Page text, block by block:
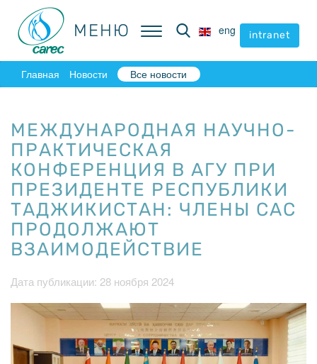
МЕНЮ eng intranet
МЕНЮ eng intranet
Главная Новости Все новости
МЕЖДУНАРОДНАЯ НАУЧНО-
ПРАКТИЧЕСКАЯ
КОНФЕРЕНЦИЯ В АГУ ПРИ
ПРЕЗИДЕНТЕ РЕСПУБЛИКИ
ТАДЖИКИСТАН: ЧЛЕНЫ САС
ПРОДОЛЖАЮТ
ВЗАИМОДЕЙСТВИЕ
Дата публикации: 28 ноября 2024